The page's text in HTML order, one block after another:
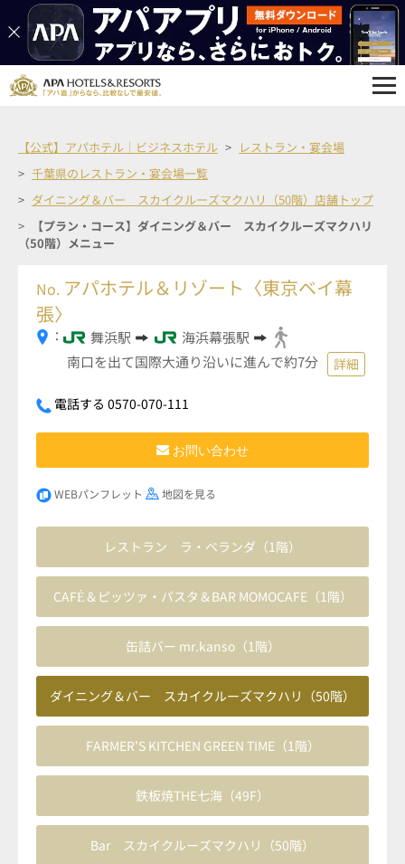
【公式】アパホテル｜ビジネスホテル
レストラン・宴会場
千葉県のレストラン・宴会場一覧
ダイニング＆バー スカイクルーズマクハリ（50階）店舗トップ
【プラン・コース】ダイニング＆バー スカイクルーズマクハリ
（50階）メニュー
No. アパホテル＆リゾート〈東京ベイ幕
張〉
： 舞浜駅
海浜幕張駅
南口を出て国際大通り沿いに進んで約7分
詳細
電話する 0570-070-111
お問い合わせ
WEBパンフレット 地図を見る
レストラン ラ・ベランダ（1階）
CAFÉ＆ピッツァ・パスタ＆BAR MOMOCAFE（1階）
缶詰バー mr.kanso（1階）
ダイニング＆バー スカイクルーズマクハリ（50階）
FARMER'S KITCHEN GREEN TIME（1階）
鉄板焼THE七海（49F）
Bar スカイクルーズマクハリ（50階）